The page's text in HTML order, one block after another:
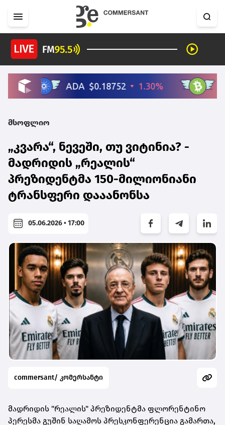
მსოფლიო
„კვარა“, ნევეში, თუ ვიტინია? -
მადრიდის „რეალის“
პრეზიდენტმა 150-მილიონიანი
ტრანსფერი დააანონსა
05.06.2026 • 17:00
commersant/ კომერსანტი
მადრიდის "რეალის" პრეზიდენტმა ფლორენტინო
პერესმა გუშინ საღამოს პრესკონფერენცია გამართა,